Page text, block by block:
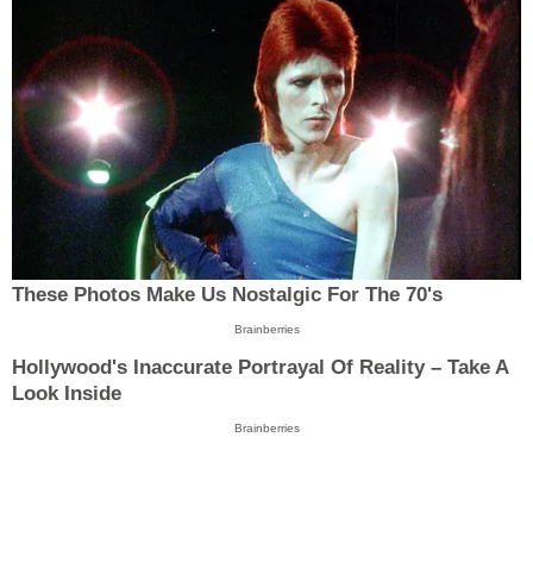
These Photos Make Us Nostalgic For The 70's
Brainberries
Hollywood's Inaccurate Portrayal Of Reality – Take A
Look Inside
Brainberries